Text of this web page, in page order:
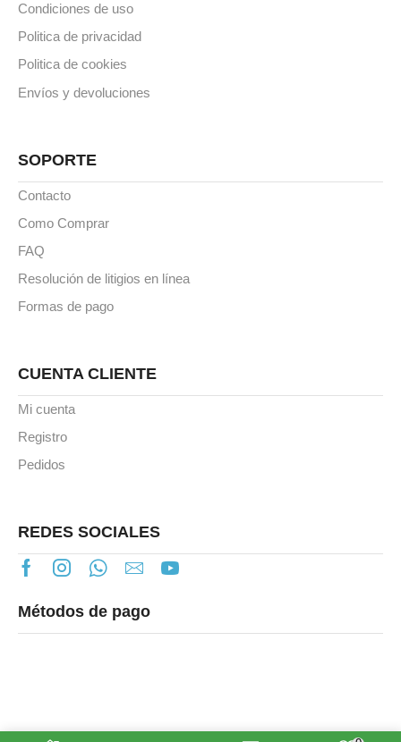
Condiciones de uso
Politica de privacidad
Politica de cookies
Envíos y devoluciones
SOPORTE
Contacto
Como Comprar
FAQ
Resolución de litigios en línea
Formas de pago
CUENTA CLIENTE
Mi cuenta
Registro
Pedidos
REDES SOCIALES
Métodos de pago